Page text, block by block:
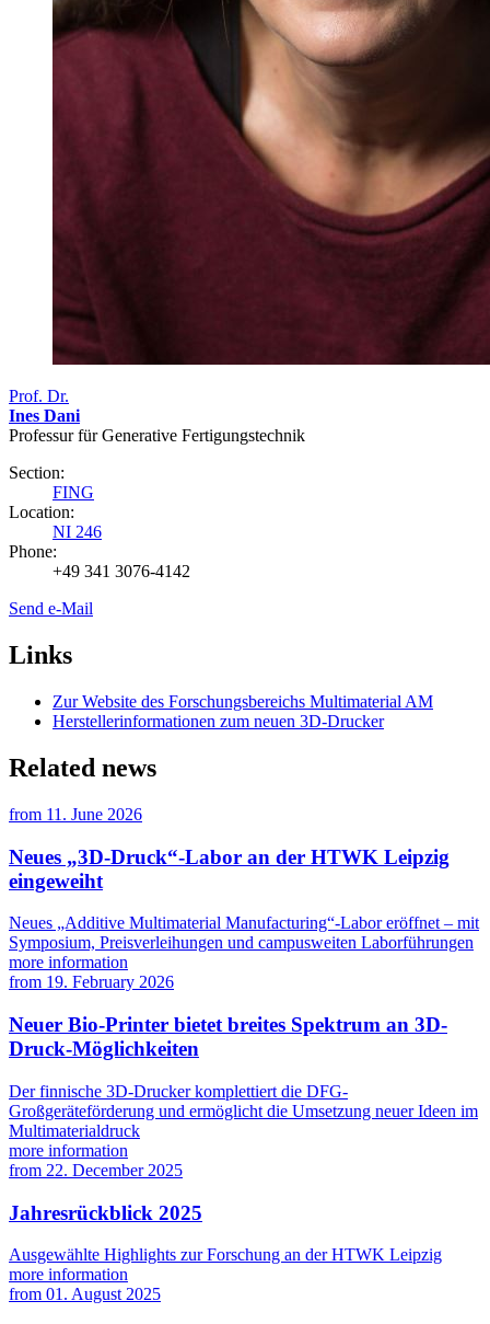
Prof. Dr.
Ines Dani
Professur für Generative Fertigungstechnik
Section:
FING
Location:
NI 246
Phone:
+49 341 3076-4142
Send e-Mail
Links
Zur Website des Forschungsbereichs Multimaterial AM
Herstellerinformationen zum neuen 3D-Drucker
Related news
from 11. June 2026
Neues „3D-Druck“-Labor an der HTWK Leipzig
eingeweiht
Neues „Additive Multimaterial Manufacturing“-Labor eröffnet – mit
Symposium, Preisverleihungen und campusweiten Laborführungen
more information
from 19. February 2026
Neuer Bio-Printer bietet breites Spektrum an 3D-
Druck-Möglichkeiten
Der finnische 3D-Drucker komplettiert die DFG-
Großgeräteförderung und ermöglicht die Umsetzung neuer Ideen im
Multimaterialdruck
more information
from 22. December 2025
Jahresrückblick 2025
Ausgewählte Highlights zur Forschung an der HTWK Leipzig
more information
from 01. August 2025